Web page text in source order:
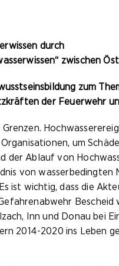
durch
zwischen
zum
der Feuerwehr
Grenzen.
um
der Ablauf von
von
ist wichtig, dass die
Inn und Donau bei
2014-2020 ins Leben